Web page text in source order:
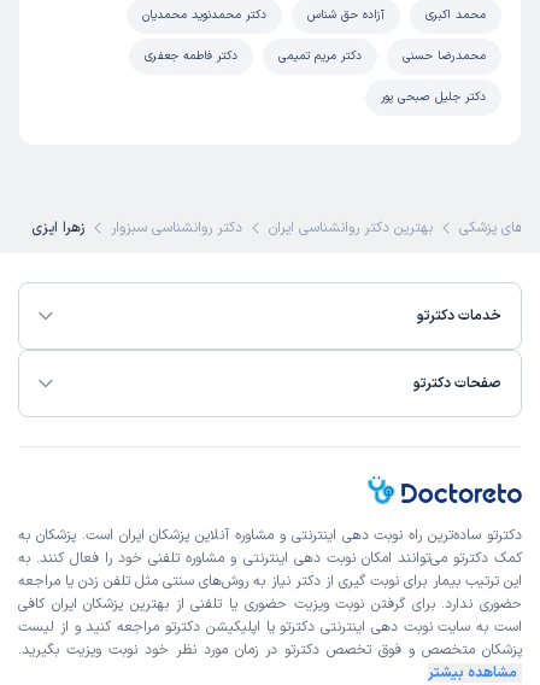
محمد اکبری آزاده حق شناس دکتر محمدنوید محمدیان
محمدرضا حسنی دکتر مریم تمیمی دکتر فاطمه جعفری
دکتر جلیل صبحی پور
های پزشکی بهترین دکتر روانشناسی ایران دکتر روانشناسی سبزوار زهرا ایزی
خدمات دکترتو
صفحات دکترتو
دکترتو ساده‌ترین راه نوبت‌ دهی اینترنتی و مشاوره آنلاین پزشکان ایران است. پزشکان به
کمک دکترتو می‌توانند امکان نوبت دهی اینترنتی و مشاوره تلفنی خود را فعال کنند. به
این ترتیب بیمار برای نوبت گیری از دکتر نیاز به روش‌های سنتی مثل تلفن زدن یا مراجعه
حضوری ندارد. برای گرفتن نوبت ویزیت حضوری یا تلفنی از بهترین پزشکان ایران کافی
است به سایت نوبت دهی اینترنتی دکترتو یا اپلیکیشن دکترتو مراجعه کنید و از لیست
پزشکان متخصص و فوق تخصص دکترتو در زمان مورد نظر خود نوبت ویزیت بگیرید.
مشاهده بیشتر